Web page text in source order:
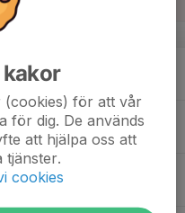
(cookies) för att vår
för dig. De används
att hjälpa oss att
tjänster.
cookies